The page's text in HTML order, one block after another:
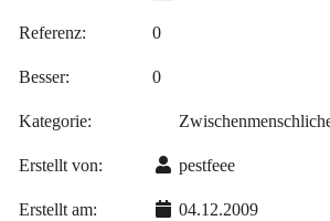
Referenz: 0
Besser: 0
Kategorie:
Erstellt von: pestfeee
Erstellt am: 04.12.2009